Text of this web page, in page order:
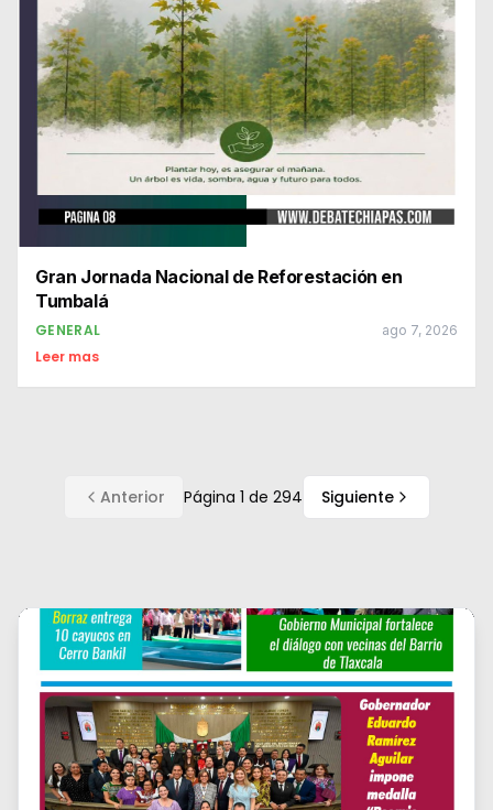
Gran Jornada Nacional de Reforestación en
Tumbalá
GENERAL ago 7, 2026
Leer mas
Anterior Página 1 de 294 Siguiente